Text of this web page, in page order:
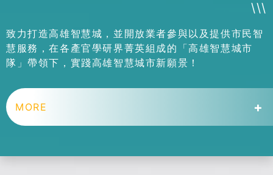
\
\
\
致力打造高雄智慧城，並開放業者參與以及提供市民智
慧服務，在各產官學研界菁英組成的「高雄智慧城市
隊」帶領下，實踐高雄智慧城市新願景！
MORE +